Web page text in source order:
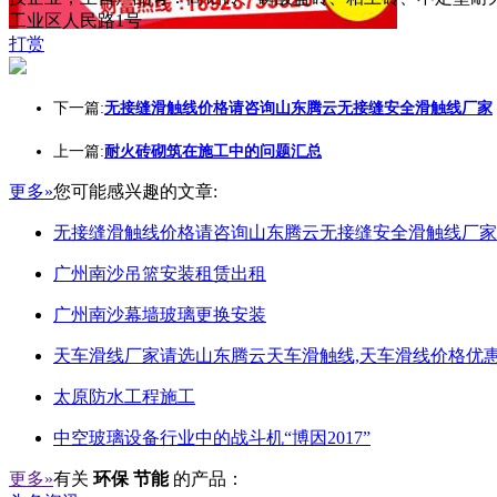
工业区人民路1号
打赏
下一篇:无接缝滑触线价格请咨询山东腾云无接缝安全滑触线厂家
上一篇:耐火砖砌筑在施工中的问题汇总
更多»您可能感兴趣的文章:
无接缝滑触线价格请咨询山东腾云无接缝安全滑触线厂家
广州南沙吊篮安装租赁出租
广州南沙幕墙玻璃更换安装
天车滑线厂家请选山东腾云天车滑触线,天车滑线价格优
太原防水工程施工
中空玻璃设备行业中的战斗机“博因2017”
更多»有关 环保 节能 的产品：